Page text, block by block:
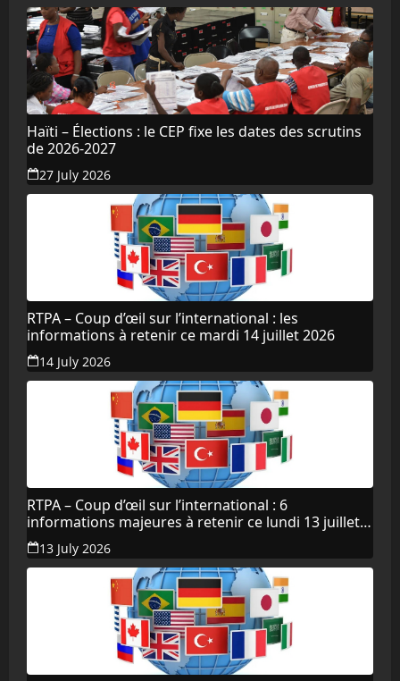
Haïti – Élections : le CEP fixe les dates des scrutins
de 2026-2027
27 July 2026
RTPA – Coup d’œil sur l’international : les
informations à retenir ce mardi 14 juillet 2026
14 July 2026
RTPA – Coup d’œil sur l’international : 6
informations majeures à retenir ce lundi 13 juillet
202613 July 2026